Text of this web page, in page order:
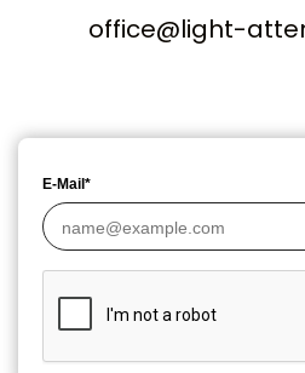
office@light-
E-Mail*